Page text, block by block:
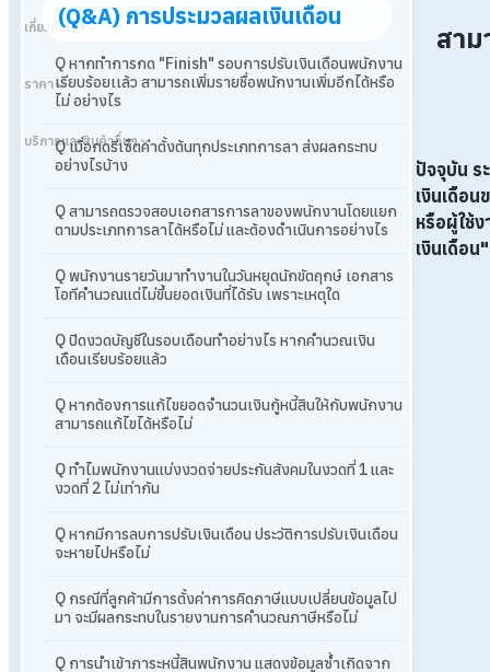
เกี่ยวกับเรา
ราคา
บริการและสินค้าอื่นๆ
(Q&A) การประมวลผลเงินเดือน
Q หากทำการกด "Finish" รอบการปรับเงินเดือนพนักงาน
เรียบร้อยเเล้ว สามารถเพิ่มรายชื่อพนักงานเพิ่มอีกได้หรือ
ไม่ อย่างไร
Q เมื่อกดรีเซ็ตค่าตั้งต้นทุกประเภทการลา ส่งผลกระทบ
อย่างไรบ้าง
Q สามารถตรวจสอบเอกสารการลาของพนักงานโดยแยก
ตามประเภทการลาได้หรือไม่ และต้องดำเนินการอย่างไร
Q พนักงานรายวันมาทำงานในวันหยุดนักขัตฤกษ์ เอกสาร
โอทีคำนวณแต่ไม่ขึ้นยอดเงินที่ได้รับ เพราะเหตุใด
Q ปิดงวดบัญชีในรอบเดือนทำอย่างไร หากคำนวณเงิน
เดือนเรียบร้อยแล้ว
Q หากต้องการแก้ไขยอดจำนวนเงินกู้หนี้สินให้กับพนักงาน
สามารถแก้ไขได้หรือไม่
Q ทำไมพนักงานแบ่งงวดจ่ายประกันสังคมในงวดที่ 1 และ
งวดที่ 2 ไม่เท่ากัน
Q หากมีการลบการปรับเงินเดือน ประวัติการปรับเงินเดือน
จะหายไปหรือไม่
Q กรณีที่ลูกค้ามีการตั้งค่าการคิดภาษีแบบเปลี่ยนข้อมูลไป
มา จะมีผลกระทบในรายงานการคำนวณภาษีหรือไม่
Q การนำเข้าภาระหนี้สินพนักงาน แสดงข้อมูลซ้ำเกิดจาก
สา
ปัจจุบัน ร
เงินเดือ
หรือผู้ใช้
เงินเดือน